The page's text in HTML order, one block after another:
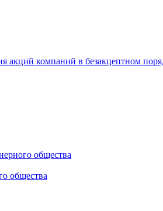
акций компаний в безакцептном
общества
общества